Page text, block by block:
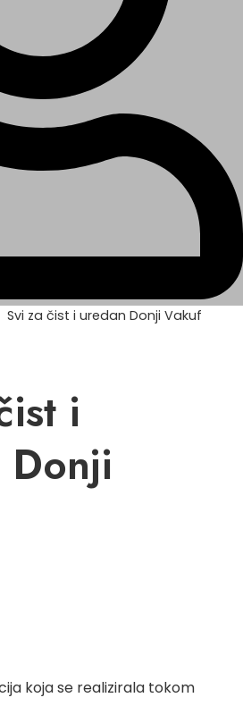
Svi za čist i uredan Donji Vakuf
i
Donji
koja se realizirala tokom